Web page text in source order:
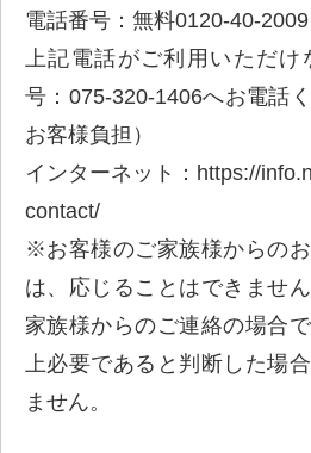
電話番号：無料0120-40-2009
上記電話がご利用いただ
号：075-320-1406へお電話
お客様負担）
インターネット：https://
contact/
※お客様のご家族様からの
は、応じることはできませ
家族様からのご連絡の場合
上必要であると判断した場
ません。